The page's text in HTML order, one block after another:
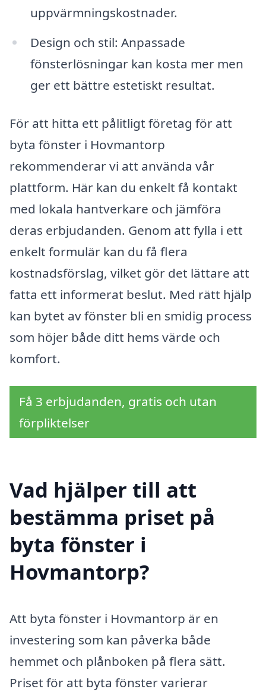
uppvärmningskostnader.
Design och stil: Anpassade
fönsterlösningar kan kosta mer men
ger ett bättre estetiskt resultat.
För att hitta ett pålitligt företag för att
byta fönster i Hovmantorp
rekommenderar vi att använda vår
plattform. Här kan du enkelt få kontakt
med lokala hantverkare och jämföra
deras erbjudanden. Genom att fylla i ett
enkelt formulär kan du få flera
kostnadsförslag, vilket gör det lättare att
fatta ett informerat beslut. Med rätt hjälp
kan bytet av fönster bli en smidig process
som höjer både ditt hems värde och
komfort.
Få 3 erbjudanden, gratis och utan
förpliktelser
Vad hjälper till att
bestämma priset på
byta fönster i
Hovmantorp?
Att byta fönster i Hovmantorp är en
investering som kan påverka både
hemmet och plånboken på flera sätt.
Priset för att byta fönster varierar